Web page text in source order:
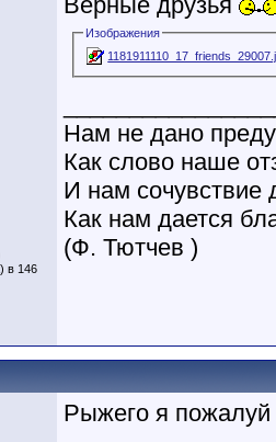
Graveyard Champion! Tetris Champion!
в 146
Изображения
Нам не дано
Как слово наше
И нам сочувствие
Как нам дается
(Ф. Тютчев )
Рыжего я